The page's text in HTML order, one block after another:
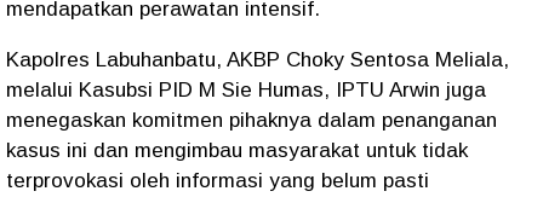
mendapatkan perawatan intensif.
Kapolres Labuhanbatu, AKBP Choky Sentosa Meliala,
melalui Kasubsi PID M Sie Humas, IPTU Arwin juga
menegaskan komitmen pihaknya dalam penanganan
kasus ini dan mengimbau masyarakat untuk tidak
terprovokasi oleh informasi yang belum pasti